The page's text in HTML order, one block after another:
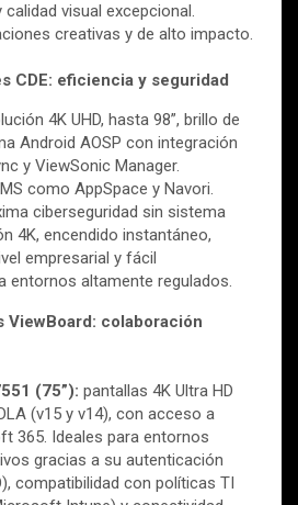
visual excepcional.
creativas y de alto impacto.
CDE: eficiencia y seguridad
4K UHD, hasta 98”, brillo de
Android AOSP con integración
y ViewSonic Manager.
como AppSpace y Navori.
ciberseguridad sin sistema
4K, encendido instantáneo,
empresarial y fácil
entornos altamente regulados.
ViewBoard: colaboración
(75”): pantallas 4K Ultra HD
(v15 y v14), con acceso a
365. Ideales para entornos
gracias a su autenticación
compatibilidad con políticas TI